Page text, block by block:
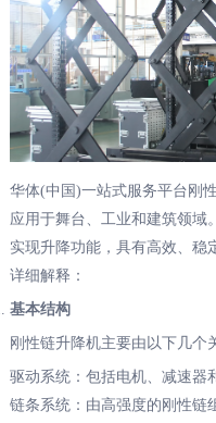
华体(中国)一站式服务平台刚
应用于舞台、工业和建筑领域
实现升降功能，具有高效、稳
详细解释：
基本结构
刚性链升降机主要由以下几个
驱动系统：包括电机、减速器
链条系统：由高强度的刚性链